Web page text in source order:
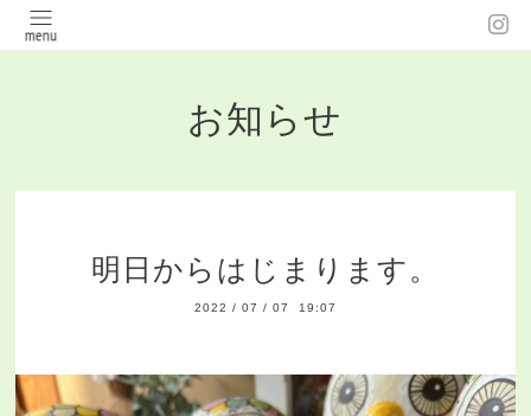
お知らせ
明日からはじまります。
2022 / 07 / 07 19:07